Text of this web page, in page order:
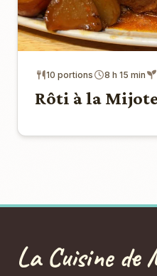
10 portions 8 h 15 min
Rôti à la
La Cuisine de